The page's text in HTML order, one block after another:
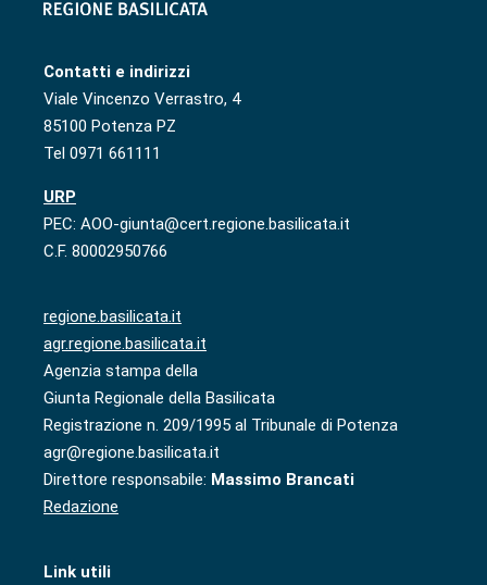
Contatti e indirizzi
Viale Vincenzo Verrastro, 4
85100 Potenza PZ
Tel 0971 661111
URP
PEC: AOO-giunta@cert.regione.basilicata.it
C.F. 80002950766
regione.basilicata.it
agr.regione.basilicata.it
Agenzia stampa della
Giunta Regionale della Basilicata
Registrazione n. 209/1995 al Tribunale di Potenza
agr@regione.basilicata.it
Direttore responsabile: Massimo Brancati
Redazione
Link utili